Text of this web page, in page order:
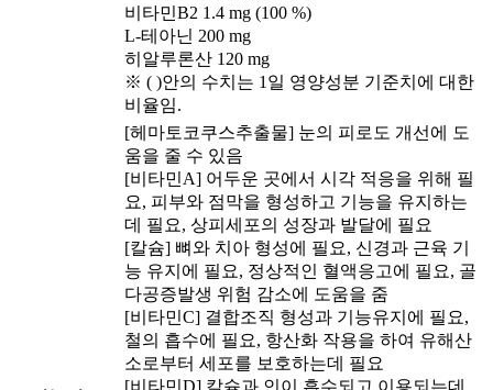
비타민B2 1.4 mg (100 %)
L-테아닌 200 mg
히알루론산 120 mg
※ ( )안의 수치는 1일 영양성분 기준치에 대한
비율임.
[헤마토코쿠스추출물] 눈의 피로도 개선에 도
움을 줄 수 있음
[비타민A] 어두운 곳에서 시각 적응을 위해 필
요, 피부와 점막을 형성하고 기능을 유지하는
데 필요, 상피세포의 성장과 발달에 필요
[칼슘] 뼈와 치아 형성에 필요, 신경과 근육 기
능 유지에 필요, 정상적인 혈액응고에 필요, 골
다공증발생 위험 감소에 도움을 줌
[비타민C] 결합조직 형성과 기능유지에 필요,
철의 흡수에 필요, 항산화 작용을 하여 유해산
소로부터 세포를 보호하는데 필요
[비타민D] 칼슘과 인이 흡수되고 이용되는데